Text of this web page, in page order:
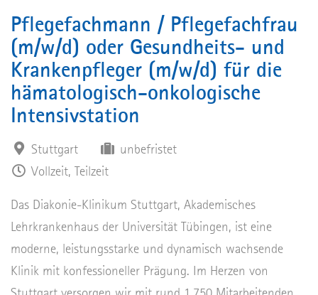
Pflegefachmann / Pflegefachfrau
(m/w/d) oder Gesundheits- und
Krankenpfleger (m/w/d) für die
hämatologisch-onkologische
Intensivstation
Stuttgart
unbefristet
Vollzeit, Teilzeit
Das Diakonie-Klinikum Stuttgart, Akademisches
Lehrkrankenhaus der Universität Tübingen, ist eine
moderne, leistungsstarke und dynamisch wachsende
Klinik mit konfessioneller Prägung. Im Herzen von